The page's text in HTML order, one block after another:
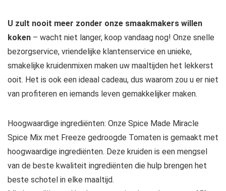
U zult nooit meer zonder onze smaakmakers willen
koken – wacht niet langer, koop vandaag nog! Onze snelle
bezorgservice, vriendelijke klantenservice en unieke,
smakelijke kruidenmixen maken uw maaltijden het lekkerst
ooit. Het is ook een ideaal cadeau, dus waarom zou u er niet
van profiteren en iemands leven gemakkelijker maken.
Hoogwaardige ingrediënten: Onze Spice Made Miracle
Spice Mix met Freeze gedroogde Tomaten is gemaakt met
hoogwaardige ingrediënten. Deze kruiden is een mengsel
van de beste kwaliteit ingrediënten die hulp brengen het
beste schotel in elke maaltijd.